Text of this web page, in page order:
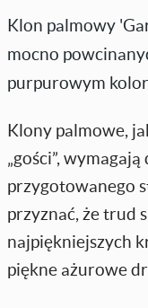
Klon palmowy
mocno
purpurowym
Klony palmowe,
„gości”,
przygotowanego
przyznać, że trud
najpiękniejszych
piękne ażurowe